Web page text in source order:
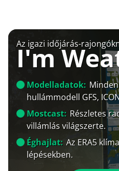
Az igazi időjárás-
I'm
Modelladatok:
hullámmodell GFS,
Mostcast: Részletes
villámlás világszerte.
Éghajlat: Az ERA5
lépésekben.